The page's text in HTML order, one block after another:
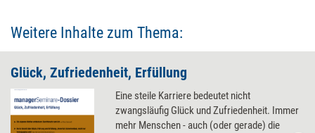
Weitere Inhalte zum Thema:
Glück, Zufriedenheit, Erfüllung
Eine steile Karriere bedeutet nicht
zwangsläufig Glück und Zufriedenheit. Immer
mehr Menschen - auch (oder gerade) die